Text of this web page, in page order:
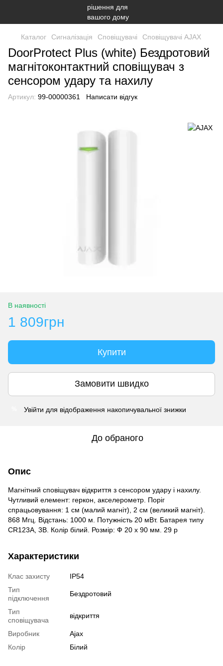
Каталог Сигналізація Сповіщувачі Сповіщувачі AJAX
DoorProtect Plus (white) Бездротовий
магнітоконтактний сповіщувач з
сенсором удару та нахилу
Артикул: 99-00000361 Написати відгук
В наявності
1 809грн
Купити
Замовити швидко
Увійти для відображення накопичувальної знижки
До обраного
Опис
Магнітний сповіщувач відкриття з сенсором удару і нахилу.
Чутливий елемент: геркон, акселерометр. Поріг
спрацьовування: 1 см (малий магніт), 2 см (великий магніт).
868 Мгц. Відстань: 1000 м. Потужність 20 мВт. Батарея типу
СR123А, 3В. Колір білий. Розмір: Ф 20 х 90 мм. 29 р
Характеристики
Клас захисту
IP54
Тип
підключення
Бездротовий
Тип
сповіщувача
відкриття
Виробник
Ajax
Колір
Білий